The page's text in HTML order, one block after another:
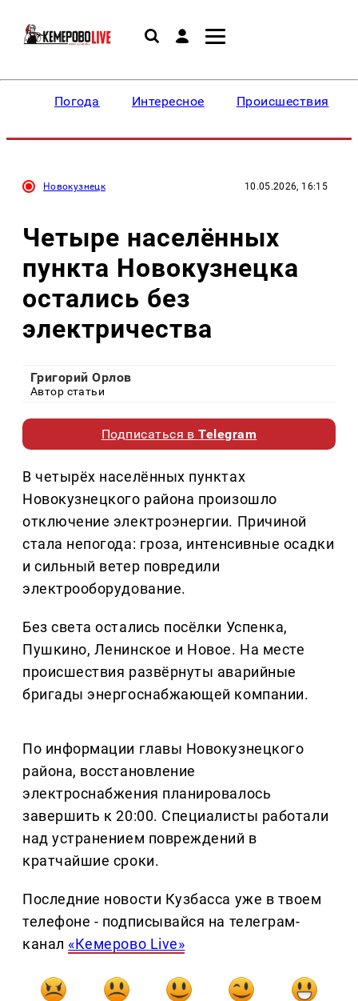
Погода Интересное Происшествия
Новокузнецк 10.05.2026, 16:15
Четыре населённых
пункта Новокузнецка
остались без
электричества
Григорий Орлов
Автор статьи
Подписаться вTelegram
В четырёх населённых пунктах
Новокузнецкого района произошло
отключение электроэнергии. Причиной
стала непогода: гроза, интенсивные осадки
и сильный ветер повредили
электрооборудование.
Без света остались посёлки Успенка,
Пушкино, Ленинское и Новое. На месте
происшествия развёрнуты аварийные
бригады энергоснабжающей компании.
По информации главы Новокузнецкого
района, восстановление
электроснабжения планировалось
завершить к 20:00. Специалисты работали
над устранением повреждений в
кратчайшие сроки.
Последние новости Кузбасса уже в твоем
телефоне - подписывайся на телеграм-
канал «Кемерово Live»